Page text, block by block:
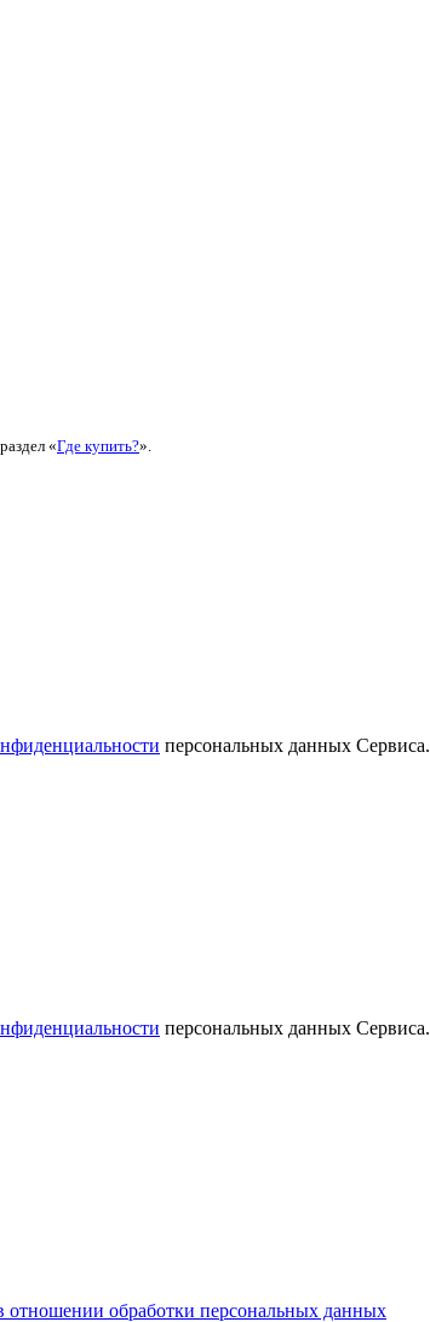
«Где купить?».
персональных данных Сервиса.
персональных данных Сервиса.
отношении обработки персональных данных